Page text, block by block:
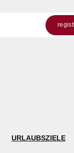
URLAUBSZIELE